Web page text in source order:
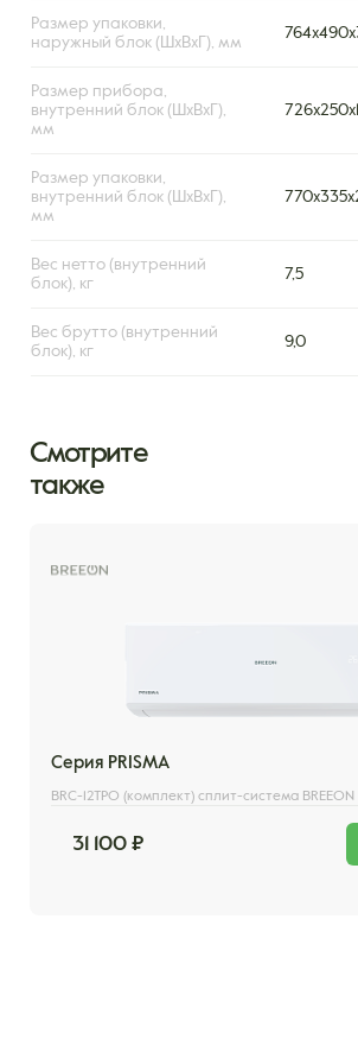
Размер упаковки,
наружный блок (ШxВxГ), мм
Размер прибора,
внутренний блок (ШxВxГ),
мм
Размер упаковки,
внутренний блок (ШxВxГ),
мм
Вес нетто (внутренний
блок), кг
7,5
Вес брутто (внутренний
блок), кг
9,0
Смотрите
также
Серия PRISMA
BRC-12TPO (комплект) сплит-система BREEON
31 100 ₽